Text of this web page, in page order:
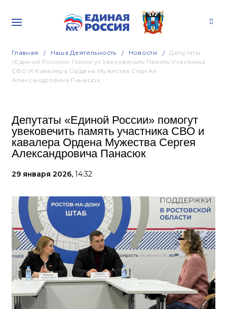
Главная Наша Деятельность Новости
Депутаты
«Единой России» Помогут Увековечить Память Участника
СВО И Кавалера Ордена Мужества Сергея
Александровича Панасюк
Депутаты «Единой России» помогут
увековечить память участника СВО и
кавалера Ордена Мужества Сергея
Александровича Панасюк
29 января 2026, 14:32